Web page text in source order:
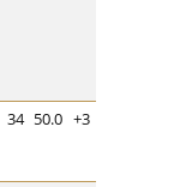
34 50.0 +3